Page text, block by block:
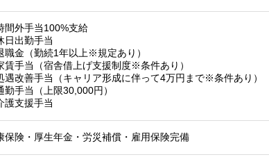
間外手当100%支給
日出勤手当
職金（勤続1年以上※規定あり）
賃手当（宿舎借上げ支援制度※条件あり）
遇改善手当（キャリア形成に伴って4万円まで※条件あり）
勤手当（上限30,000円）
護支援手当
保険・厚生年金・労災補償・雇用保険完備